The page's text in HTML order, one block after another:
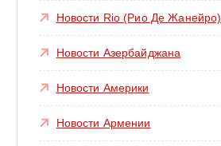
Новости Rio (Рио Де Жанейро)
Новости Азербайджана
Новости Америки
Новости Армении